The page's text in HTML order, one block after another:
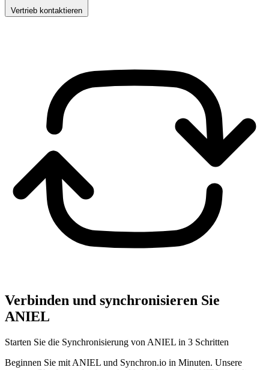
Vertrieb kontaktieren
Verbinden und synchronisieren Sie
ANIEL
Starten Sie die Synchronisierung von ANIEL in 3 Schritten
Beginnen Sie mit ANIEL und Synchron.io in Minuten. Unsere